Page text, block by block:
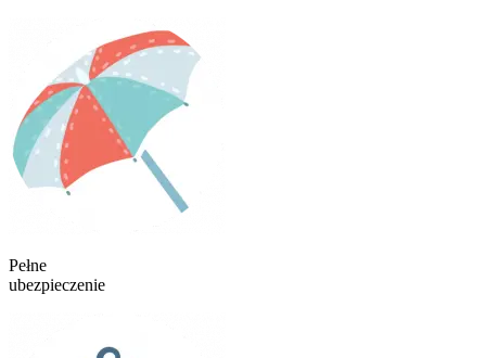
Pełne
ubezpieczenie